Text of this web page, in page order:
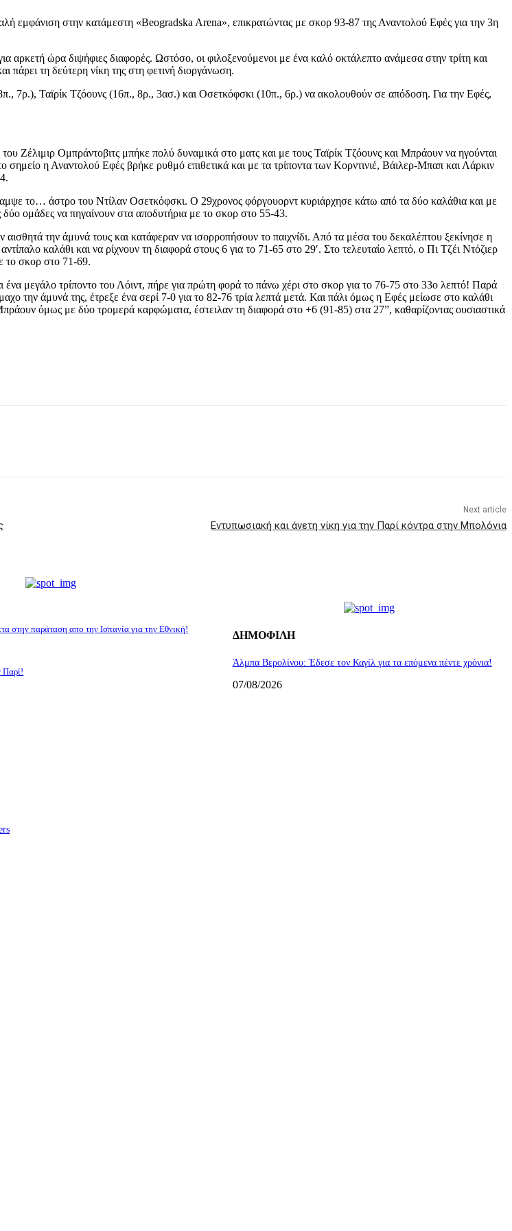
εμφάνιση στην κατάμεστη «Beogradska Arena», επικρατώντας με σκορ 93-87 της Αναντολού Εφές για την 3η
αρκετή ώρα διψήφιες διαφορές. Ωστόσο, οι φιλοξενούμενοι με ένα καλό οκτάλεπτο ανάμεσα στην τρίτη και
πάρει τη δεύτερη νίκη της στη φετινή διοργάνωση.
7ρ.), Ταϊρίκ Τζόουνς (16π., 8ρ., 3ασ.) και Οσετκόφσκι (10π., 6ρ.) να ακολουθούν σε απόδοση. Για την Εφές,
Ζέλιμιρ Ομπράντοβιτς μπήκε πολύ δυναμικά στο ματς και με τους Ταϊρίκ Τζόουνς και Μπράουν να ηγούνται
η Αναντολού Εφές βρήκε ρυθμό επιθετικά και με τα τρίποντα των Κορντινιέ, Βάιλερ-Μπαπ και Λάρκιν
το… άστρο του Ντίλαν Οσετκόφσκι. Ο 29χρονος φόργουορντ κυριάρχησε κάτω από τα δύο καλάθια και με
ομάδες να πηγαίνουν στα αποδυτήρια με το σκορ στο 55-43.
την άμυνά τους και κατάφεραν να ισορροπήσουν το παιχνίδι. Από τα μέσα του δεκαλέπτου ξεκίνησε η
καλάθι και να ρίχνουν τη διαφορά στους 6 για το 71-65 στο 29′. Στο τελευταίο λεπτό, ο Πι Τζέι Ντόζιερ
το σκορ στο 71-69.
μεγάλο τρίποντο του Λόιντ, πήρε για πρώτη φορά το πάνω χέρι στο σκορ για το 76-75 στο 33ο λεπτό! Παρά
την άμυνά της, έτρεξε ένα σερί 7-0 για το 82-76 τρία λεπτά μετά. Και πάλι όμως η Εφές μείωσε στο καλάθι
όμως με δύο τρομερά καρφώματα, έστειλαν τη διαφορά στο +6 (91-85) στα 27”, καθαρίζοντας ουσιαστικά
Next article
Εντυπωσιακή και άνετη νίκη για την Παρί κόντρα στην Μπολόνια
στην παράταση απο την Ισπανία για την Εθνική!
Παρί!
ΔΗΜΟΦΙΛΗ
Άλμπα Βερολίνου: Έδεσε τον Καγίλ για τα επόμενα πέντε χρόνια!
07/08/2026